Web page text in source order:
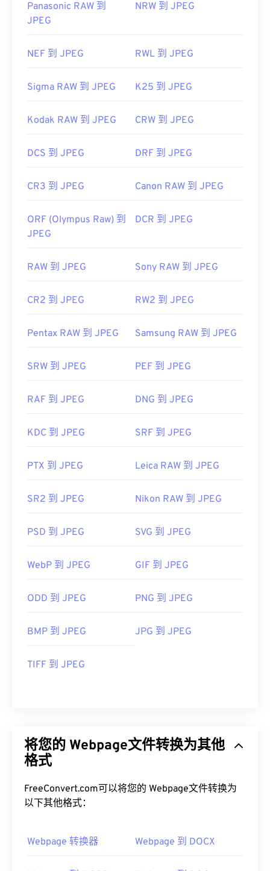
Panasonic RAW 到
JPEG
NRW 到 JPEG
NEF 到 JPEG RWL 到 JPEG
Sigma RAW 到 JPEG K25 到 JPEG
Kodak RAW 到 JPEG CRW 到 JPEG
DCS 到 JPEG DRF 到 JPEG
CR3 到 JPEG Canon RAW 到 JPEG
ORF (Olympus Raw) 到
JPEG
DCR 到 JPEG
RAW 到 JPEG Sony RAW 到 JPEG
CR2 到 JPEG RW2 到 JPEG
Pentax RAW 到 JPEG Samsung RAW 到 JPEG
SRW 到 JPEG PEF 到 JPEG
RAF 到 JPEG DNG 到 JPEG
KDC 到 JPEG SRF 到 JPEG
PTX 到 JPEG Leica RAW 到 JPEG
SR2 到 JPEG Nikon RAW 到 JPEG
PSD 到 JPEG SVG 到 JPEG
WebP 到 JPEG GIF 到 JPEG
ODD 到 JPEG PNG 到 JPEG
BMP 到 JPEG JPG 到 JPEG
TIFF 到 JPEG
将您的 Webpage文件转换为其他
格式
FreeConvert.com可以将您的 Webpage文件转换为
以下其他格式：
Webpage 转换器 Webpage 到 DOCX